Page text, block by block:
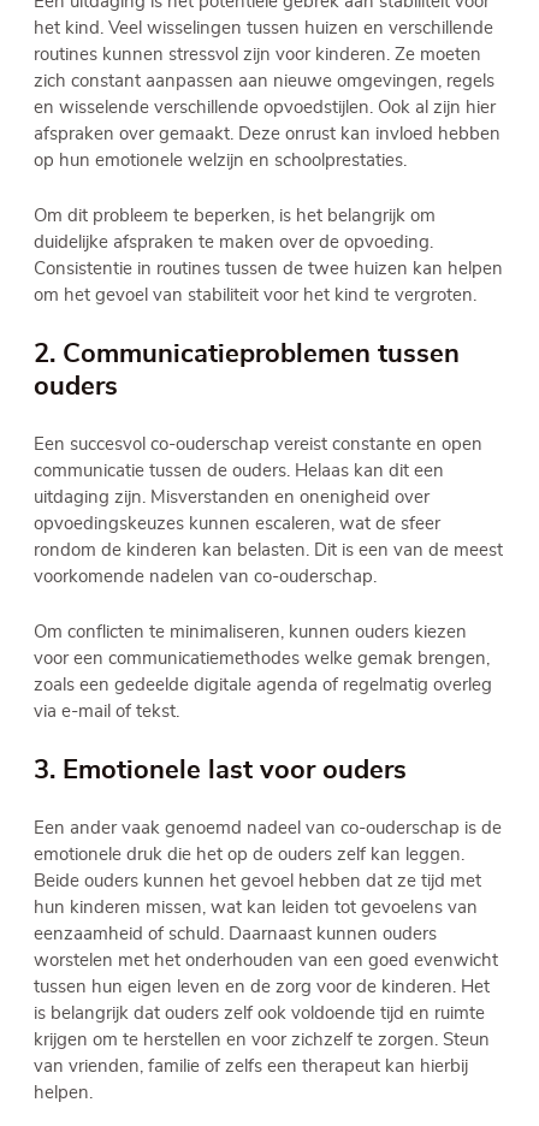
het kind. Veel wisselingen tussen huizen en verschillende
routines kunnen stressvol zijn voor kinderen. Ze moeten
zich constant aanpassen aan nieuwe omgevingen, regels
en wisselende verschillende opvoedstijlen. Ook al zijn hier
afspraken over gemaakt. Deze onrust kan invloed hebben
op hun emotionele welzijn en schoolprestaties.
Om dit probleem te beperken, is het belangrijk om
duidelijke afspraken te maken over de opvoeding.
Consistentie in routines tussen de twee huizen kan helpen
om het gevoel van stabiliteit voor het kind te vergroten.
2. Communicatieproblemen tussen
ouders
Een succesvol co-ouderschap vereist constante en open
communicatie tussen de ouders. Helaas kan dit een
uitdaging zijn. Misverstanden en onenigheid over
opvoedingskeuzes kunnen escaleren, wat de sfeer
rondom de kinderen kan belasten. Dit is een van de meest
voorkomende nadelen van co-ouderschap.
Om conflicten te minimaliseren, kunnen ouders kiezen
voor een communicatiemethodes welke gemak brengen,
zoals een gedeelde digitale agenda of regelmatig overleg
via e-mail of tekst.
3. Emotionele last voor ouders
Een ander vaak genoemd nadeel van co-ouderschap is de
emotionele druk die het op de ouders zelf kan leggen.
Beide ouders kunnen het gevoel hebben dat ze tijd met
hun kinderen missen, wat kan leiden tot gevoelens van
eenzaamheid of schuld. Daarnaast kunnen ouders
worstelen met het onderhouden van een goed evenwicht
tussen hun eigen leven en de zorg voor de kinderen. Het
is belangrijk dat ouders zelf ook voldoende tijd en ruimte
krijgen om te herstellen en voor zichzelf te zorgen. Steun
van vrienden, familie of zelfs een therapeut kan hierbij
helpen.